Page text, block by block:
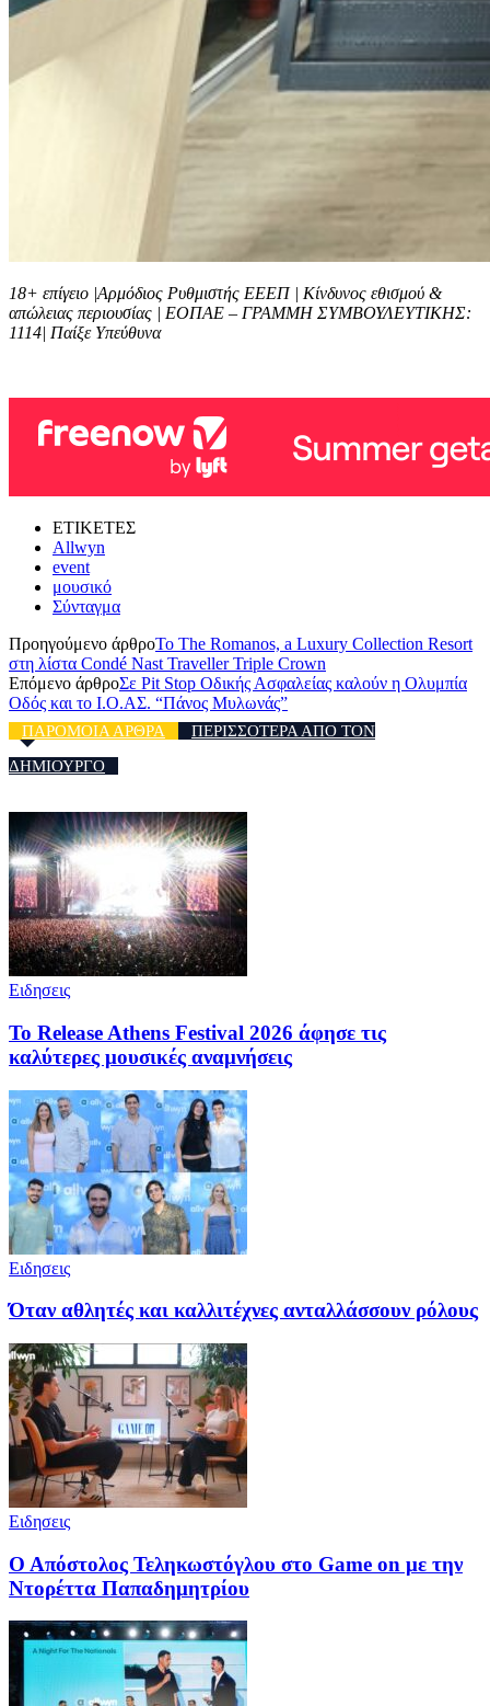
18+ επίγειο |Αρμόδιος Ρυθμιστής ΕΕΕΠ | Κίνδυνος εθισμού &
απώλειας περιουσίας | ΕΟΠΑΕ – ΓΡΑΜΜΗ ΣΥΜΒΟΥΛΕΥΤΙΚΗΣ:
1114| Παίξε Υπεύθυνα
ΕΤΙΚΕΤΕΣ
Allwyn
event
μουσικό
Σύνταγμα
Προηγούμενο άρθροΤο The Romanos, a Luxury Collection Resort
στη λίστα Condé Nast Traveller Triple Crown
Επόμενο άρθροΣε Pit Stop Οδικής Ασφαλείας καλούν η Ολυμπία
Οδός και το Ι.Ο.ΑΣ. “Πάνος Μυλωνάς”
ΠΑΡΟΜΟΙΑ ΑΡΘΡΑ
ΠΕΡΙΣΣΟΤΕΡΑ ΑΠΟ ΤΟΝ
ΔΗΜΙΟΥΡΓΟ
Ειδησεις
Το Release Athens Festival 2026 άφησε τις
καλύτερες μουσικές αναμνήσεις
Ειδησεις
Όταν αθλητές και καλλιτέχνες ανταλλάσσουν ρόλους
Ειδησεις
Ο Απόστολος Τεληκωστόγλου στο Game on με την
Ντορέττα Παπαδημητρίου